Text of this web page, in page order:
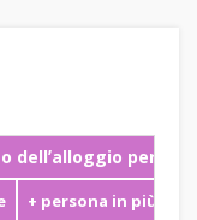
dellʼalloggio per
+ persona in più